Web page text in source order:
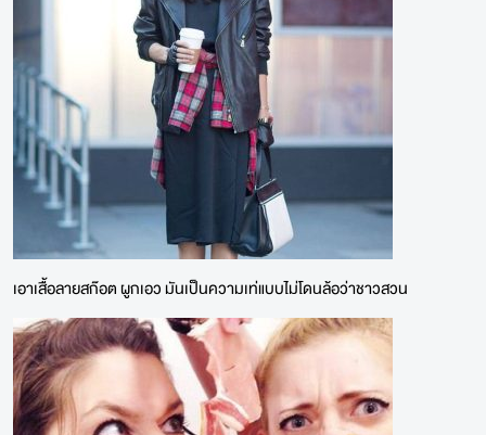
เอาเสื้อลายสก๊อต ผูกเอว มันเป็นความเท่แบบไม่โดนล้อว่าชาวสวน